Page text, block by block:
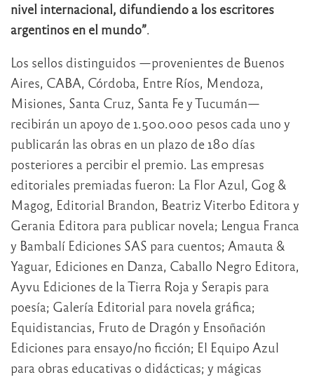
nivel internacional, difundiendo a los escritores
argentinos en el mundo”.
Los sellos distinguidos —provenientes de Buenos
Aires, CABA, Córdoba, Entre Ríos, Mendoza,
Misiones, Santa Cruz, Santa Fe y Tucumán—
recibirán un apoyo de 1.500.000 pesos cada uno y
publicarán las obras en un plazo de 180 días
posteriores a percibir el premio. Las empresas
editoriales premiadas fueron: La Flor Azul, Gog &
Magog, Editorial Brandon, Beatriz Viterbo Editora y
Gerania Editora para publicar novela; Lengua Franca
y Bambalí Ediciones SAS para cuentos; Amauta &
Yaguar, Ediciones en Danza, Caballo Negro Editora,
Ayvu Ediciones de la Tierra Roja y Serapis para
poesía; Galería Editorial para novela gráfica;
Equidistancias, Fruto de Dragón y Ensoñación
Ediciones para ensayo/no ficción; El Equipo Azul
para obras educativas o didácticas; y mágicas